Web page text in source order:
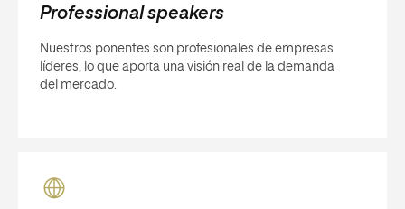
Professional speakers
Nuestros ponentes son profesionales de empresas
líderes, lo que aporta una visión real de la demanda
del mercado.